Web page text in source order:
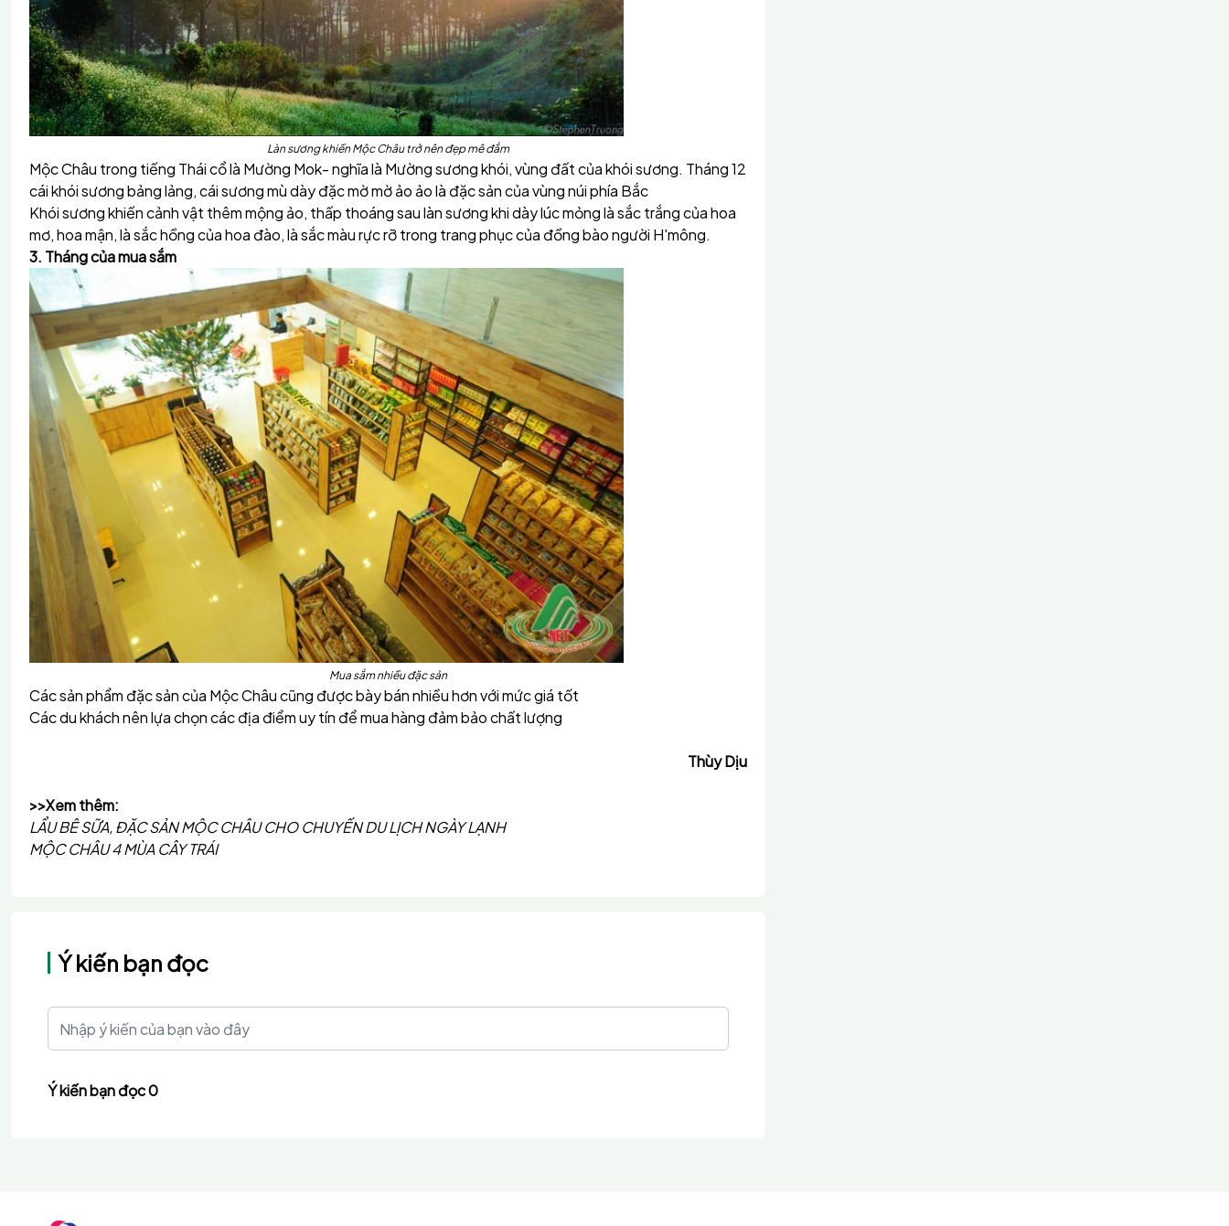
Làn sương khiến Mộc Châu trở nên đẹp mê đắm
Mộc Châu trong tiếng Thái cổ là Mường Mok- nghĩa là Mường sương khói, vùng đất của khói sương. Tháng 12
cái khói sương bảng lảng, cái sương mù dày đặc mờ mờ ảo ảo là đặc sản của vùng núi phía Bắc
Khói sương khiến cảnh vật thêm mộng ảo, thấp thoáng sau làn sương khi dày lúc mỏng là sắc trắng của hoa
mơ, hoa mận, là sắc hồng của hoa đào, là sắc màu rực rỡ trong trang phục của đồng bào người H'mông.
3. Tháng của mua sắm
Mua sắm nhiều đặc sản
Các sản phẩm đặc sản của Mộc Châu cũng được bày bán nhiều hơn với mức giá tốt
Các du khách nên lựa chọn các địa điểm uy tín để mua hàng đảm bảo chất lượng
Thùy Dịu
>>Xem thêm:
LẨU BÊ SỮA, ĐẶC SẢN MỘC CHÂU CHO CHUYẾN DU LỊCH NGÀY LẠNH
MỘC CHÂU 4 MÙA CÂY TRÁI
Ý kiến bạn đọc
Ý kiến bạn đọc 0